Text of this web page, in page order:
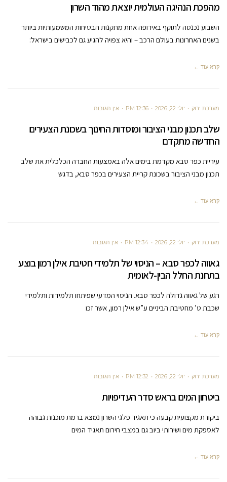
מהפכת הנהיגה העולמית יוצאת מהוד השרון
השבוע נכנסה לתוקף באירופה אחת מתקנות הבטיחות המשמעותיות ביותר
בשנים האחרונות בעולם הרכב – והיא צפויה להגיע גם לכבישים בישראל:
קרא עוד ←
מערכת ירוק יולי 22, 2026 12:36 PM אין תגובות
שלב תכנון מבני הציבור ומוסדות החינוך בשכונת הצעירים
החדשה מתקדם
עיריית כפר סבא מקדמת בימים אלה באמצעות החברה הכלכלית את שלב
תכנון מבני הציבור בשכונת קריית הצעירים בכפר סבא, בדגש
קרא עוד ←
מערכת ירוק יולי 22, 2026 12:34 PM אין תגובות
גאווה לכפר סבא – הניסוי של תלמידי חטיבת אילן רמון בוצע
בתחנת החלל הבין-לאומית
רגע של גאווה גדולה לכפר סבא. הניסוי המדעי שפיתחו תלמידות ותלמידי
שכבת ט’ מחטיבת הביניים ע”ש אילן רמון, אשר זכו
קרא עוד ←
מערכת ירוק יולי 22, 2026 12:32 PM אין תגובות
ביטחון המים בראש סדר העדיפויות
ביקורת מקצועית קבעה כי תאגיד פלגי השרון נמצא ברמת מוכנות גבוהה
לאספקת מים ושירותי ביוב גם במצבי חירום תאגיד המים
קרא עוד ←